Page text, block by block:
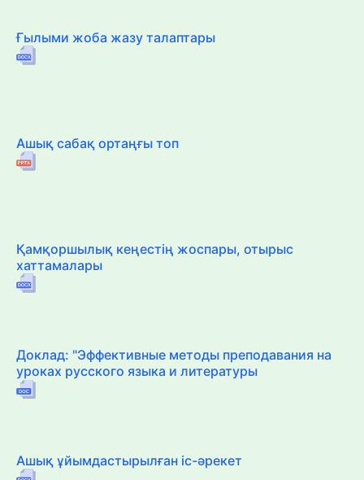
Ғылыми жоба жазу талаптары
Ашық сабақ ортаңғы топ
Қамқоршылық кеңестің жоспары, отырыс
хаттамалары
Доклад: "Эффективные методы преподавания на
уроках русского языка и литературы
Ашық ұйымдастырылған іс-әрекет